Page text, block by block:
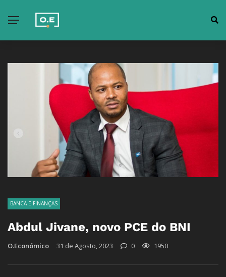
BANCA E FINANÇAS
Abdul Jivane, novo PCE do BNI
O.Económico 31 de Agosto, 2023 0 1950